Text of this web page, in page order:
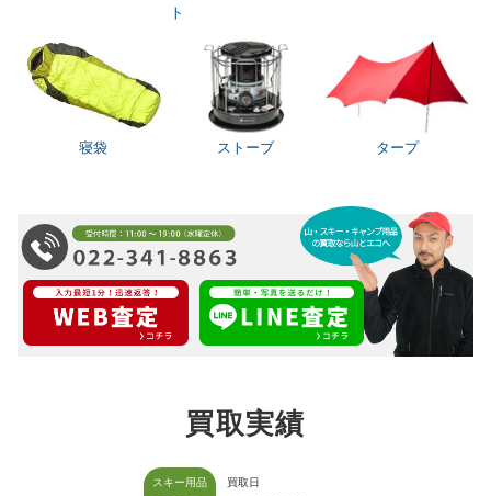
ト
寝袋 ストーブ タープ
買取実績
スキー用品
買取日